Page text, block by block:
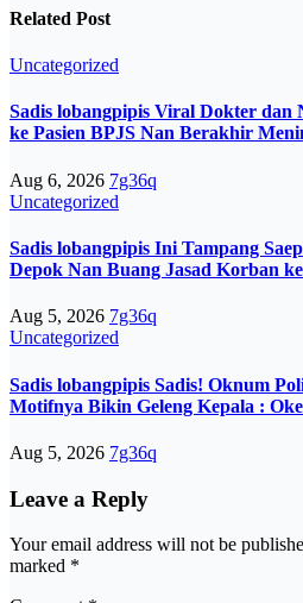
Related Post
Uncategorized
Sadis lobangpipis Viral Dokter dan
ke Pasien BPJS Nan Berakhir
Aug 6, 2026 7g36q
Uncategorized
Sadis lobangpipis Ini Tampang
Depok Nan Buang Jasad Korban
Aug 5, 2026 7g36q
Uncategorized
Sadis lobangpipis Sadis! Oknum
Motifnya Bikin Geleng Kepala :
Aug 5, 2026 7g36q
Leave a Reply
Your email address will not be
marked *